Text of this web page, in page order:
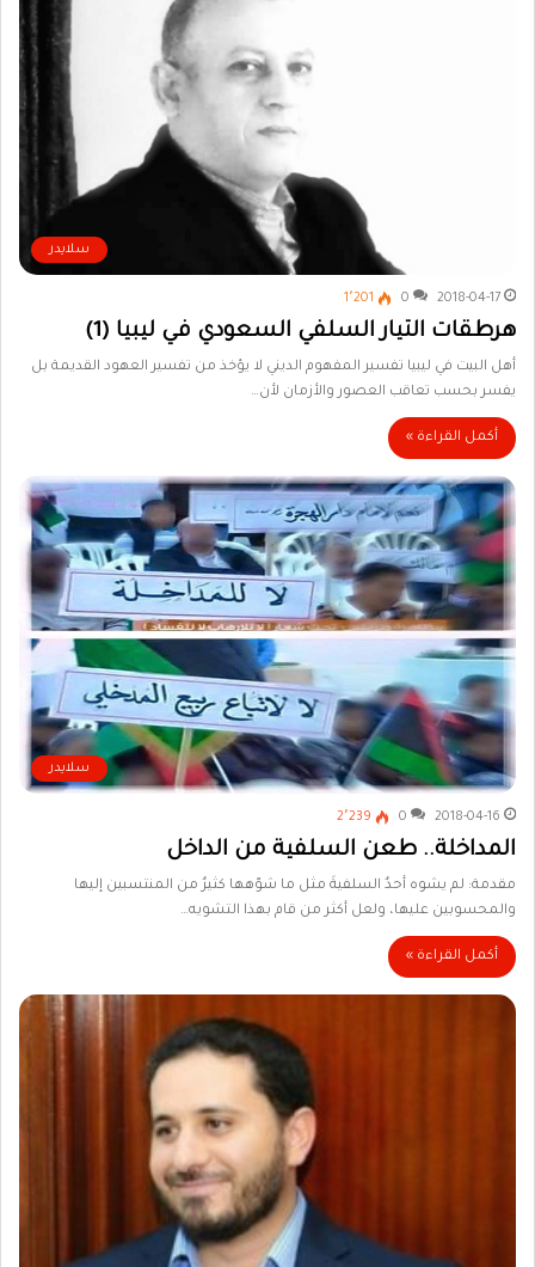
سلايدر
2018-04-17
0 1٬201
هرطقات التيار السلفي السعودي في ليبيا (1)
أهل البيت في ليبيا تفسير المفهوم الديني لا يؤخذ من تفسير العهود القديمة بل
يفسر بحسب تعاقب العصور والأزمان لأن…
أكمل القراءة »
سلايدر
2018-04-16
0 2٬239
المداخلة.. طعن السلفية من الداخل
مقدمة: لم يشوه أحدٌ السلفيةَ مثل ما شوّهها كثيرٌ من المنتسبين إليها
والمحسوبين عليها، ولعل أكثر من قام بهذا التشويه…
أكمل القراءة »